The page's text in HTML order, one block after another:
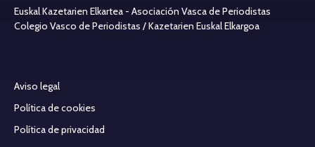
Euskal Kazetarien Elkartea - Asociación Vasca de Periodistas
Colegio Vasco de Periodistas / Kazetarien Euskal Elkargoa
Aviso legal
Política de cookies
Política de privacidad